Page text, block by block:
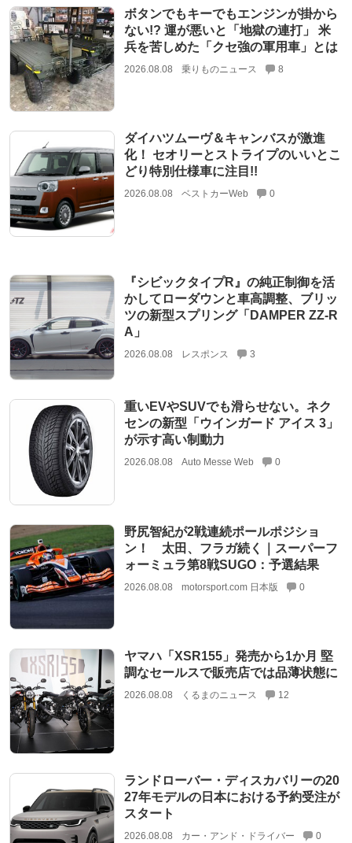
ボタンでもキーでもエンジンが掛から
ない!? 運が悪いと「地獄の連打」 米
兵を苦しめた「クセ強の軍用車」とは
2026.08.08 乗りものニュース 8
ダイハツムーヴ＆キャンバスが激進
化！ セオリーとストライプのいいとこ
どり特別仕様車に注目!!
2026.08.08 ベストカーWeb 0
『シビックタイプR』の純正制御を活
かしてローダウンと車高調整、ブリッ
ツの新型スプリング「DAMPER ZZ-R
A」
2026.08.08 レスポンス 3
重いEVやSUVでも滑らせない。ネク
センの新型「ウインガード アイス 3」
が示す高い制動力
2026.08.08 Auto Messe Web 0
野尻智紀が2戦連続ポールポジショ
ン！ 太田、フラガ続く｜スーパーフ
ォーミュラ第8戦SUGO：予選結果
2026.08.08 motorsport.com 日本版 0
ヤマハ「XSR155」発売から1か月 堅
調なセールスで販売店では品薄状態に
2026.08.08 くるまのニュース 12
ランドローバー・ディスカバリーの20
27年モデルの日本における予約受注が
スタート
2026.08.08 カー・アンド・ドライバー 0